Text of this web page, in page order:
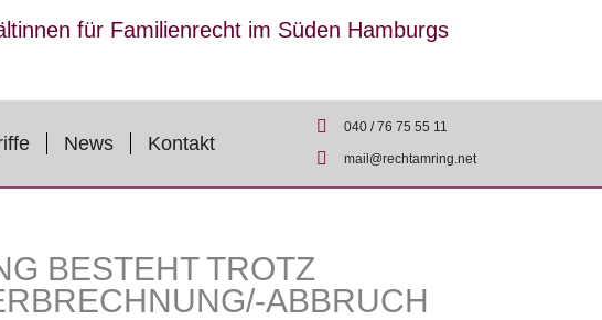
für Familienrecht im Süden Hamburgs
News Kontakt
040 / 76 75 55 11
mail@rechtamring.net
BESTEHT TROTZ
ABBRUCH